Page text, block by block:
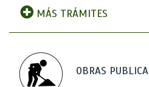
MÁS TRÁMITES
OBRAS